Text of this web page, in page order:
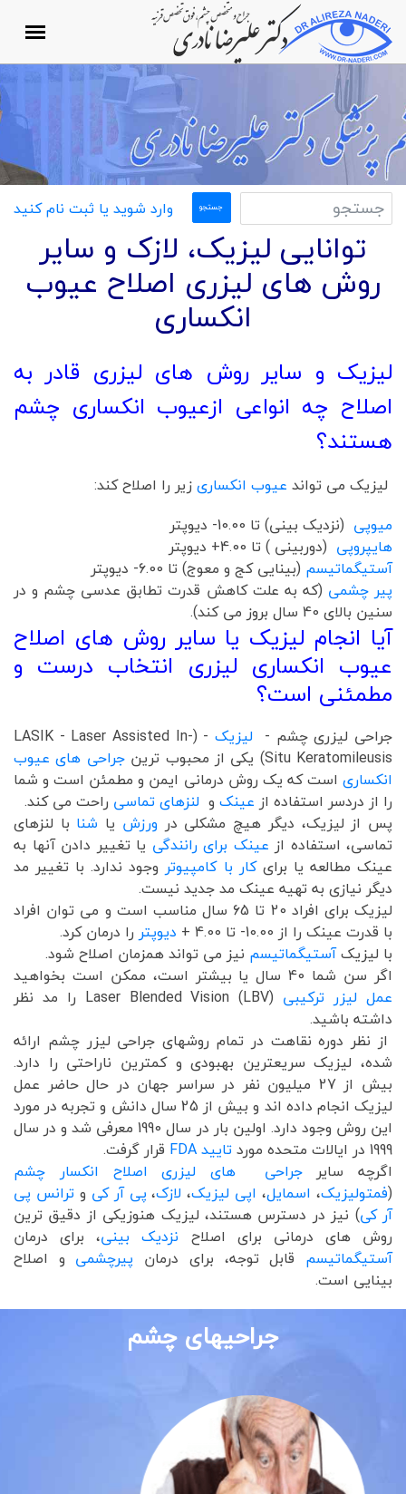
وارد شوید یا ثبت نام کنید
توانایی لیزیک، لازک و سایر
روش های لیزری اصلاح عیوب
انکساری
لیزیک و سایر روش های لیزری قادر به
اصلاح چه انواعی ازعیوب انکساری چشم
هستند؟
لیزیک می تواند عیوب انکساریزیر را اصلاح کند:
میوپی (نزدیک بینی) تا 10.00- دیوپتر
هایپروپی (دوربینی ) تا 4.00+ دیوپتر
آستیگماتیسم (بینایی کج و معوج) تا 6.00- دیوپتر
پیر چشمی (که به علت کاهش قدرت تطابق عدسی چشم و در
سنین بالای 40 سال بروز می کند).
آیا انجام لیزیک یا سایر روش های اصلاح
عیوب انکساری لیزری انتخاب درست و
مطمئنی است؟
جراحی لیزری چشم - لیزیک
- (LASIK - Laser Assisted In-
Situ Keratomileusis) یکی از محبوب ترین
جراحی های عیوب
انکساری است که یک روش درمانی ایمن و مطمئن است و شما
را از دردسر استفاده از عینک و لنزهای تماسی راحت می کند.
پس از لیزیک، دیگر هیچ مشکلی در ورزش یا شنا با لنزهای
تماسی، استفاده از عینک برای رانندگی یا تغییر دادن آنها به
عینک مطالعه یا برای کار با کامپیوتروجود ندارد. با تغییر مد
دیگر نیازی به تهیه عینک مد جدید نیست.
لیزیک برای افراد 20 تا 65 سال مناسب است و می توان افراد
با قدرت عینک را از 10.00- تا 4.00 +
دیوپتر را درمان کرد.
با لیزیکآستیگماتیسم نیز می تواند همزمان اصلاح شود.
اگر سن شما 40 سال یا بیشتر است، ممکن است بخواهید
عمل لیزر ترکیبی
Laser Blended Vision (LBV) را مد نظر
داشته باشید.
از نظر دوره نقاهت در تمام روشهای جراحی لیزر چشم ارائه
شده، لیزیک سریعترین بهبودی و کمترین ناراحتی را دارد.
بیش از 27 میلیون نفر در سراسر جهان در حال حاضر عمل
لیزیک انجام داده اند و بیش از 25 سال دانش و تجربه در مورد
این روش وجود دارد. اولین بار در سال 1990 معرفی شد و در سال
1999 در ایالات متحده مورد
تایید FDA
قرار گرفت.
اگرچه سایرجراحی های لیزری اصلاح انکسار چشم
(فمتولیزیک، اسمایل،اپی لیزیک، لازک،پی آر کی و ترانس پی
آر کی) نیز در دسترس هستند، لیزیک هنوزیکی از دقیق ترین
روش های درمانی برای اصلاح نزدیک بینی، برای درمان
آستیگماتیسم قابل توجه، برای درمان پیرچشمی و اصلاح
بینایی است.
جراحیهای چشم